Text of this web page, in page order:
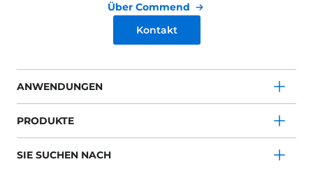
Über Commend
Kontakt
ANWENDUNGEN
PRODUKTE
SIE SUCHEN NACH